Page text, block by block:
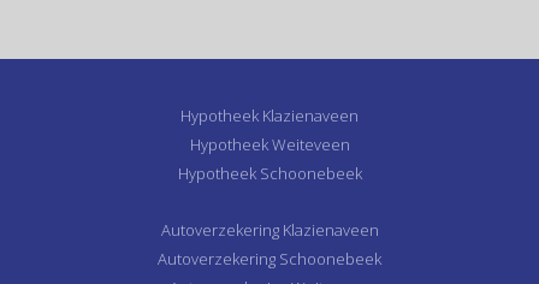
Hypotheek Klazienaveen
Hypotheek Weiteveen
Hypotheek Schoonebeek
Autoverzekering Klazienaveen
Autoverzekering Schoonebeek